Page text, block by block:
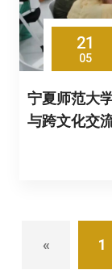
21
05
宁夏师范大
与跨文化交
« 1